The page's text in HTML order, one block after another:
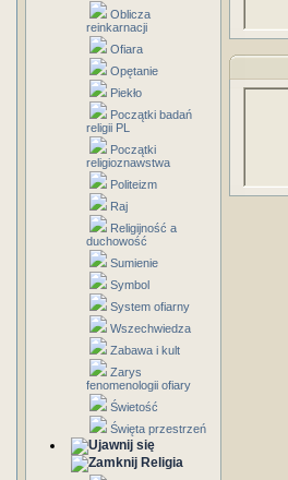
Oblicza
reinkarnacji
Ofiara
Opętanie
Piekło
Początki badań
religii PL
Początki
religioznawstwa
Politeizm
Raj
Religijność a
duchowość
Sumienie
Symbol
System ofiarny
Wszechwiedza
Zabawa i kult
Zarys
fenomenologii ofiary
Świetość
Święta przestrzeń
Religia